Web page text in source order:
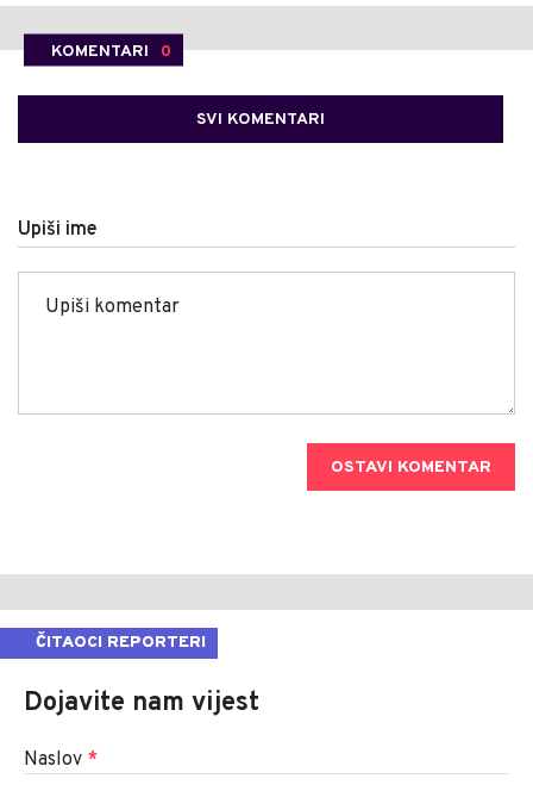
KOMENTARI 0
SVI KOMENTARI
Upiši ime
OSTAVI KOMENTAR
ČITAOCI REPORTERI
Dojavite nam vijest
Naslov *